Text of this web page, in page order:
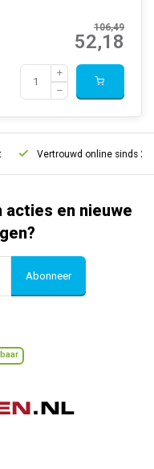
106,49
52,18
Vertrouwd online sinds 2006
acties en nieuwe
Abonneer